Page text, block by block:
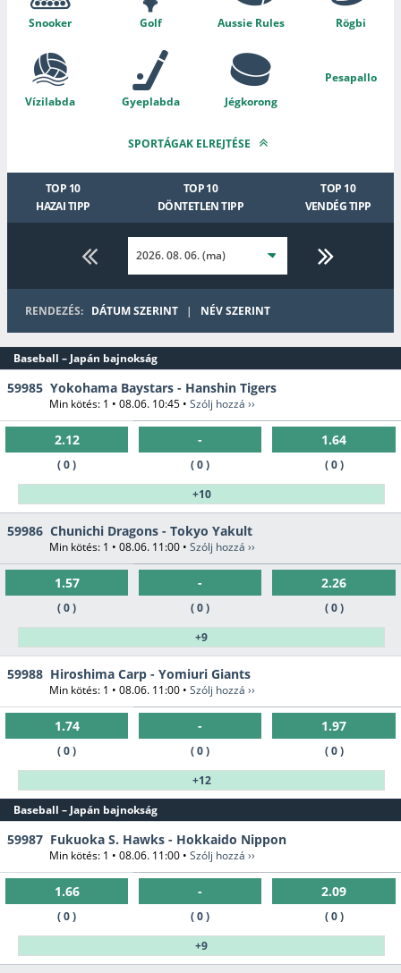
Snooker Golf Aussie Rules Rögbi
Vízilabda Gyeplabda Jégkorong
Pesapallo
SPORTÁGAK ELREJTÉSE
TOP 10
HAZAI TIPP
TOP 10
DÖNTETLEN TIPP
TOP 10
VENDÉG TIPP
RENDEZÉS: DÁTUM SZERINT | NÉV SZERINT
Baseball – Japán bajnokság
59985 Yokohama Baystars - Hanshin Tigers
Min kötés: 1 • 08.06. 10:45 • Szólj hozzá ››
2.12
( 0 )
-
( 0 )
1.64
( 0 )
+10
59986 Chunichi Dragons - Tokyo Yakult
Min kötés: 1 • 08.06. 11:00 • Szólj hozzá ››
1.57
( 0 )
-
( 0 )
2.26
( 0 )
+9
59988 Hiroshima Carp - Yomiuri Giants
Min kötés: 1 • 08.06. 11:00 • Szólj hozzá ››
1.74
( 0 )
-
( 0 )
1.97
( 0 )
+12
Baseball – Japán bajnokság
59987 Fukuoka S. Hawks - Hokkaido Nippon
Min kötés: 1 • 08.06. 11:00 • Szólj hozzá ››
1.66
( 0 )
-
( 0 )
2.09
( 0 )
+9